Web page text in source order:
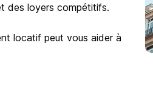
des loyers compétitifs.
locatif peut vous aider à